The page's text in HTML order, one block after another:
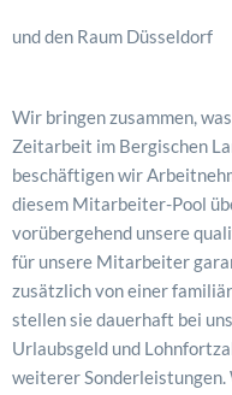
und den Raum Düsseldorf
Wir bringen zusammen,
Zeitarbeit im Bergischen
beschäftigen wir
diesem Mitarbeiter-Pool
vorübergehend unsere
für unsere Mitarbeiter
zusätzlich von einer
stellen sie dauerhaft bei
Urlaubsgeld und
weiterer